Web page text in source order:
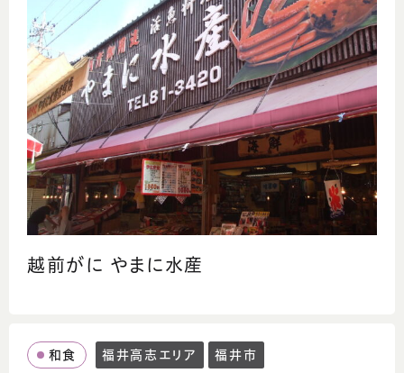
越前がに やまに水産
和食 福井高志エリア 福井市